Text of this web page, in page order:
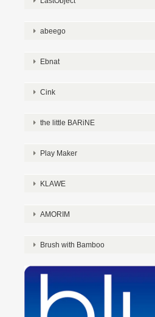
abeego
Ebnat
Cink
the little BARiNE
Play Maker
KLAWE
AMORIM
Brush with Bamboo